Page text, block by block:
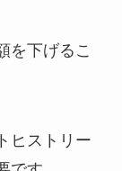
を下げるこ
ヒストリー